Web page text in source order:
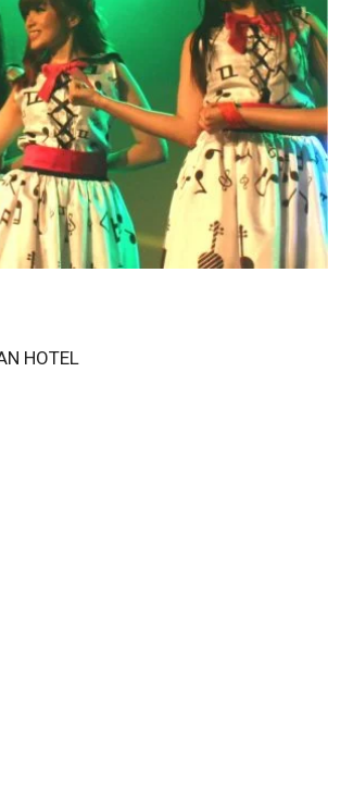
HOTEL